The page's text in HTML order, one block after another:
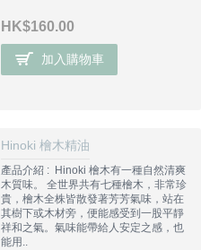
HK$160.00
加入購物車
Hinoki 檜木精油
產品介紹 : Hinoki 檜木有一種自然清爽
木質味。 全世界共有七種檜木，非常珍
貴，檜木全株皆散發著芳芳氣味，站在
其樹下或木材旁，便能感受到一股平靜
祥和之氣。氣味能帶給人安定之感，也
能用..